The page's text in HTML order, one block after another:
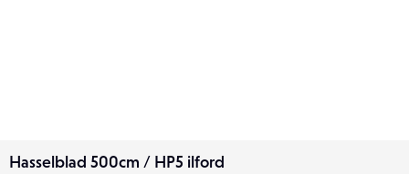
Hasselblad 500cm / HP5 ilford